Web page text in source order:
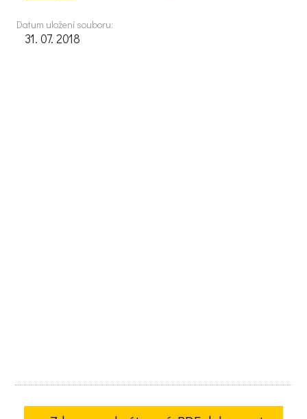
Datum uložení souboru:
31. 07. 2018